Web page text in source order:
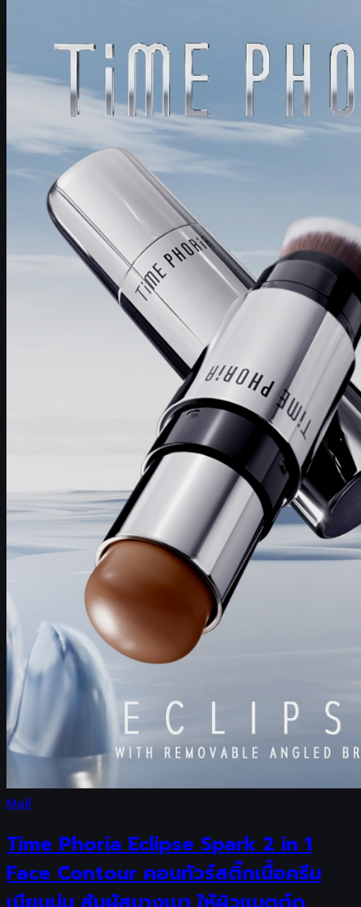
Mall
Time Phoria Eclipse Spark 2 in 1
Face Contour คอนทัวร์สติ๊กเนื้อครีม